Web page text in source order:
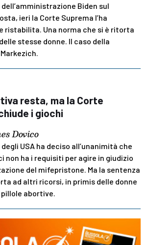
Biden sul
ieri la Corte Suprema l’ha
ristabilita. Una norma che si è ritorta
stesse donne. Il caso della
resta, ma la Corte
i giochi
Dovico
USA ha deciso all’unanimità che
non ha i requisiti per agire in giudizio
del mifepristone. Ma la sentenza
ad altri ricorsi, in primis delle donne
abortive.